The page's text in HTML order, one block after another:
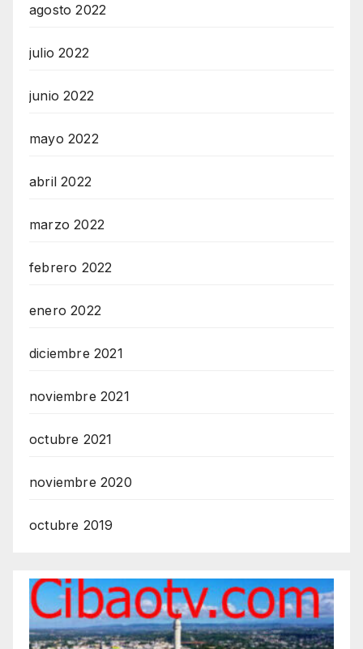
agosto 2022
julio 2022
junio 2022
mayo 2022
abril 2022
marzo 2022
febrero 2022
enero 2022
diciembre 2021
noviembre 2021
octubre 2021
noviembre 2020
octubre 2019